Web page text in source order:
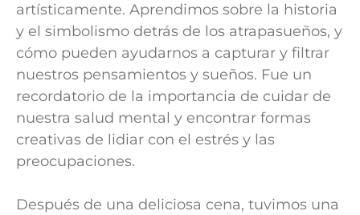
artísticamente. Aprendimos sobre la historia
y el simbolismo detrás de los atrapasueños, y
cómo pueden ayudarnos a capturar y filtrar
nuestros pensamientos y sueños. Fue un
recordatorio de la importancia de cuidar de
nuestra salud mental y encontrar formas
creativas de lidiar con el estrés y las
preocupaciones.
Después de una deliciosa cena, tuvimos una